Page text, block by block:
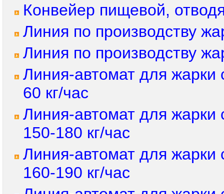
Конвейер пищевой,
Линия по производству
Линия по производству
Линия-автомат для жарки
60 кг/час
Линия-автомат для жарки
150-180 кг/час
Линия-автомат для жарки
160-190 кг/час